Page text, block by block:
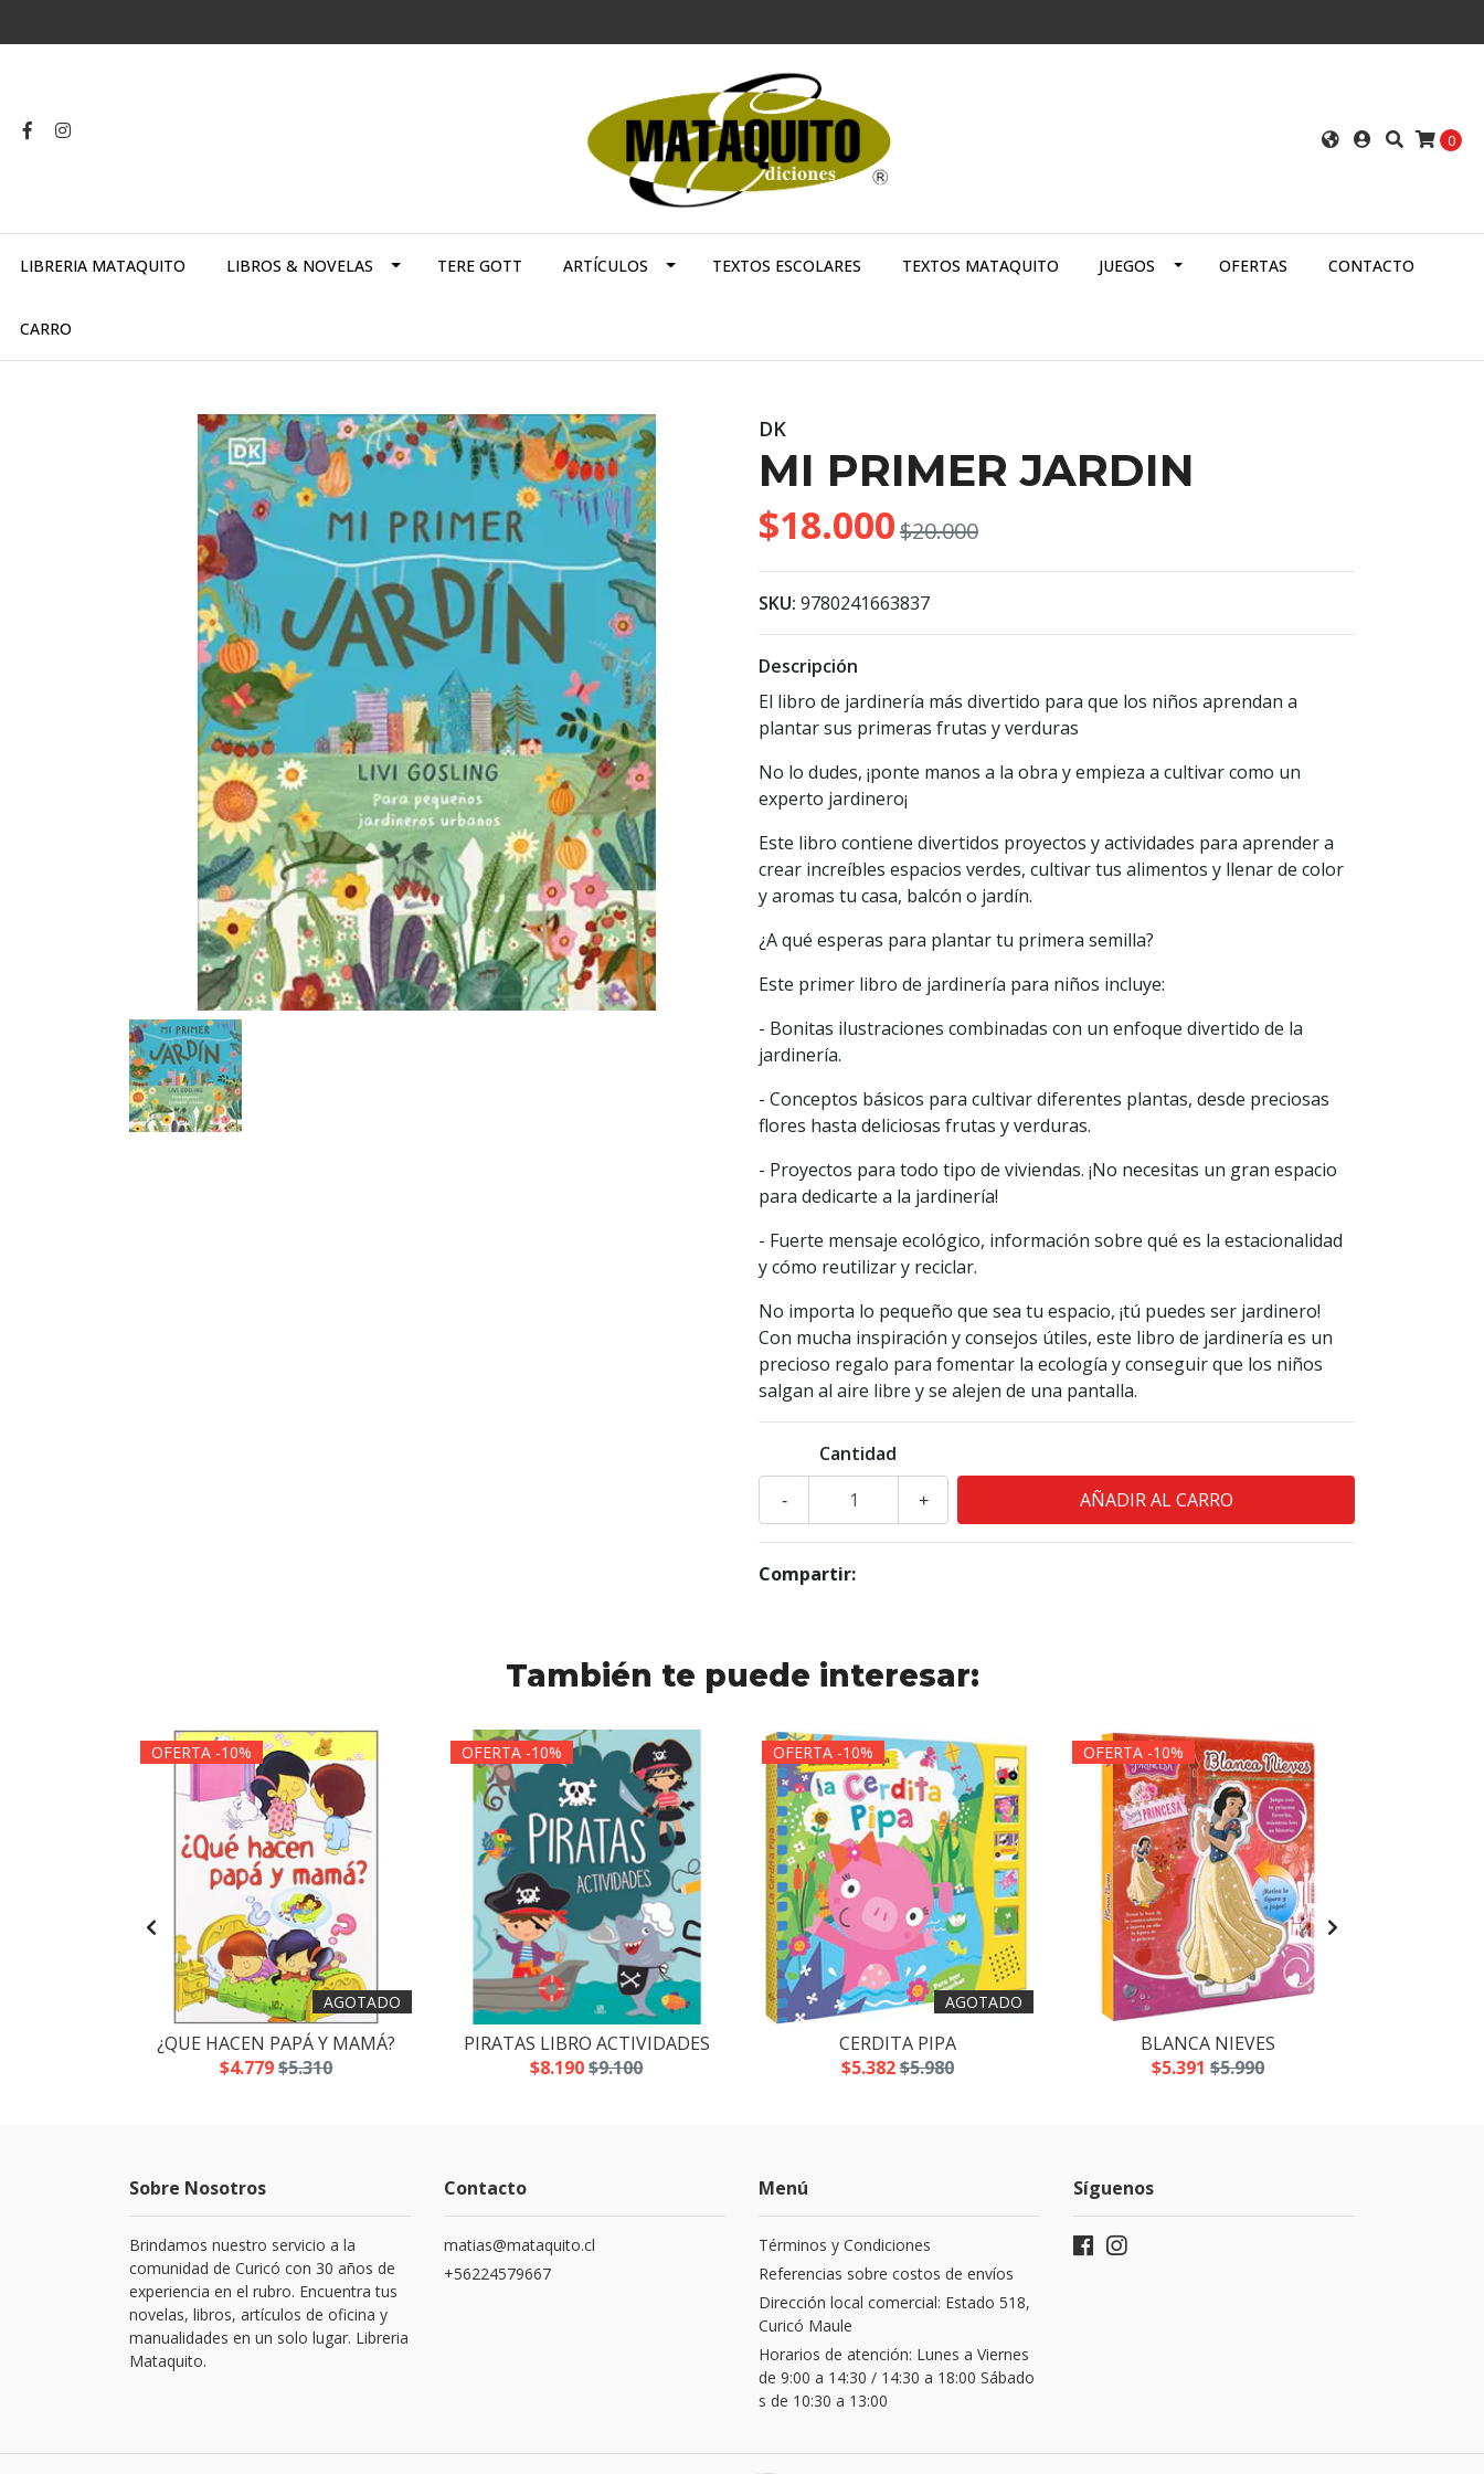
0
LIBRERIA MATAQUITO LIBROS & NOVELAS TERE GOTT ARTÍCULOS TEXTOS ESCOLARES TEXTOS MATAQUITO JUEGOS OFERTAS CONTACTO
CARRO
DK
MI PRIMER JARDIN
$18.000$20.000
SKU: 9780241663837
Descripción
El libro de jardinería más divertido para que los niños aprendan a
plantar sus primeras frutas y verduras
No lo dudes, ¡ponte manos a la obra y empieza a cultivar como un
experto jardinero¡
Este libro contiene divertidos proyectos y actividades para aprender a
crear increíbles espacios verdes, cultivar tus alimentos y llenar de color
y aromas tu casa, balcón o jardín.
¿A qué esperas para plantar tu primera semilla?
Este primer libro de jardinería para niños incluye:
- Bonitas ilustraciones combinadas con un enfoque divertido de la
jardinería.
- Conceptos básicos para cultivar diferentes plantas, desde preciosas
flores hasta deliciosas frutas y verduras.
- Proyectos para todo tipo de viviendas. ¡No necesitas un gran espacio
para dedicarte a la jardinería!
- Fuerte mensaje ecológico, información sobre qué es la estacionalidad
y cómo reutilizar y reciclar.
No importa lo pequeño que sea tu espacio, ¡tú puedes ser jardinero!
Con mucha inspiración y consejos útiles, este libro de jardinería es un
precioso regalo para fomentar la ecología y conseguir que los niños
salgan al aire libre y se alejen de una pantalla.
Cantidad
+
-
Compartir:
También te puede interesar:
OFERTA -10%
AGOTADO
¿QUE HACEN PAPÁ Y MAMÁ?
$4.779$5.310
OFERTA -10%
PIRATAS LIBRO ACTIVIDADES
$8.190$9.100
OFERTA -10%
AGOTADO
CERDITA PIPA
$5.382$5.980
OFERTA -10%
BLANCA NIEVES
$5.391 $5.990
Sobre Nosotros
Brindamos nuestro servicio a la
comunidad de Curicó con 30 años de
experiencia en el rubro. Encuentra tus
novelas, libros, artículos de oficina y
manualidades en un solo lugar. Libreria
Mataquito.
Contacto
matias@mataquito.cl
+56224579667
Menú
Términos y Condiciones
Referencias sobre costos de envíos
Dirección local comercial: Estado 518,
Curicó Maule
Horarios de atención: Lunes a Viernes
de 9:00 a 14:30 / 14:30 a 18:00 Sábado
s de 10:30 a 13:00
Síguenos